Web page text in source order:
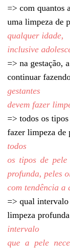
=> com quantos
uma limpeza de
qualquer idade,
inclusive
=> na gestação,
continuar
gestantes
devem fazer
=> todos os
fazer limpeza de
todos
os tipos de pele
profunda, peles
com tendência a
=> qual
limpeza
intervalo
que a pele